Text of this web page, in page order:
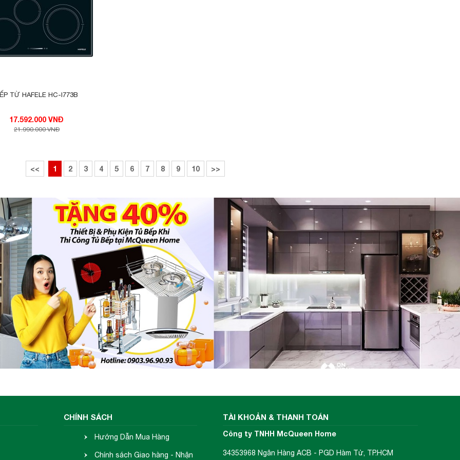
nghệ Inverter thông minh vượt trội giúp làm giảm lượng
từ của bếp từ. Ngoài ra công nghệ Inverter còn giúp bếp
làm tiêu thụ nhiều điện năng. Bếp từ Binova BI-607-ID
tiêu thụ điện khi đun nấu, không bật tắt liên tục như các
nghệ Inverter giúp tiết kiệm điện năng mà bếp vẫn đạt
để làm chín thức ăn và dùng năng lượng cảm ứng từ, vì
một nửa mà còn tiết kiệm điện năng, tiết kiệm chi phí
bếp từ là khả năng đun nấu cực nhanh với nguyên lý
đáy nồi giúp tiết kiệm thời gian đun nấu đến tối đa.
TỪ HAFELE HC-I773B
17.592.000 VNĐ
21.990.000 VNĐ
<< 1 2 3 4 5 6 7 8 9 10 >>
CHÍNH SÁCH
Hướng Dẫn Mua Hàng
Chính sách Giao hàng - Nhận
TÀI KHOẢN & THANH TOÁN
Công ty TNHH McQueen Home
34353968 Ngân Hàng ACB - PGD Hàm Tử, TP.HCM